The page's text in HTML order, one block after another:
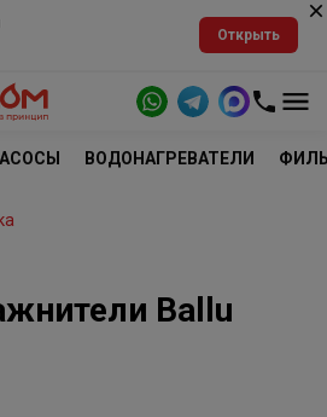
Открыть
ВОДОНАГРЕВАТЕЛИ
Ballu